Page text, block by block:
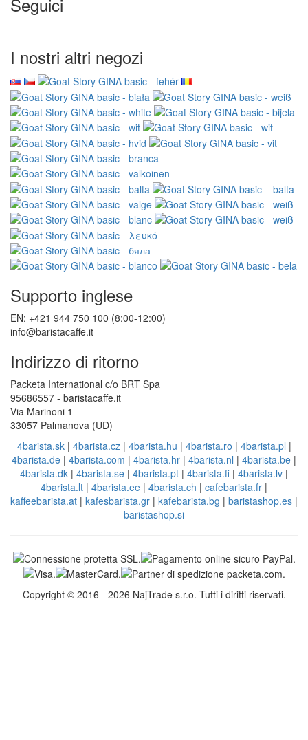
I nostri altri negozi
Supporto inglese
EN: +421 944 750 100 (8:00-12:00)
info@baristacaffe.it
Indirizzo di ritorno
Packeta International c/o BRT Spa
95686557 - baristacaffe.it
Via Marinoni 1
33057 Palmanova (UD)
4barista.sk| 4barista.cz| 4barista.hu | 4barista.ro | 4barista.pl |
4barista.de | 4barista.com | 4barista.hr | 4barista.nl | 4barista.be |
4barista.dk | 4barista.se | 4barista.pt | 4barista.fi | 4barista.lv |
4barista.lt | 4barista.ee | 4barista.ch | cafebarista.fr |
kaffeebarista.at | kafesbarista.gr | kafebarista.bg | baristashop.es |
baristashop.si
Copyright © 2016 - 2026 NajTrade s.r.o. Tutti i diritti riservati.